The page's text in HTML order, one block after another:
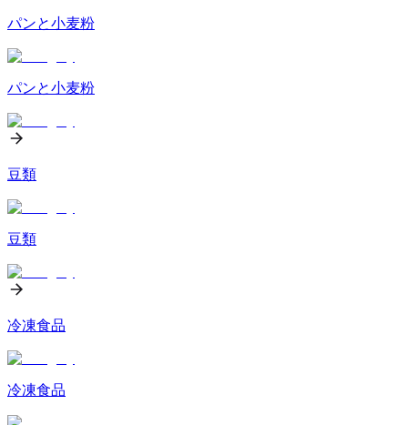
パンと小麦粉
パンと小麦粉
豆類
豆類
冷凍食品
冷凍食品